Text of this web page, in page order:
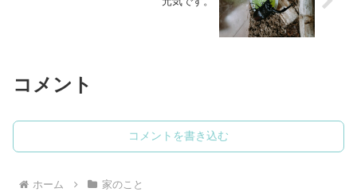
コメント
コメントを書き込む
ホーム 家のこと